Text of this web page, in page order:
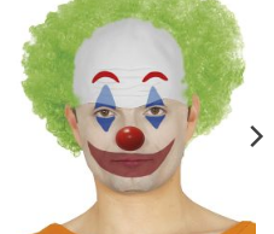
Añadir
a la
lista de
deseos